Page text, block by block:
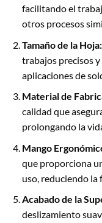
facilitando el
otros procesos
Tamaño de la Hoja:
trabajos precisos y
aplicaciones de
Material de
calidad que
prolongando la
Mango
que proporciona
uso, reduciendo
Acabado de la
deslizamiento